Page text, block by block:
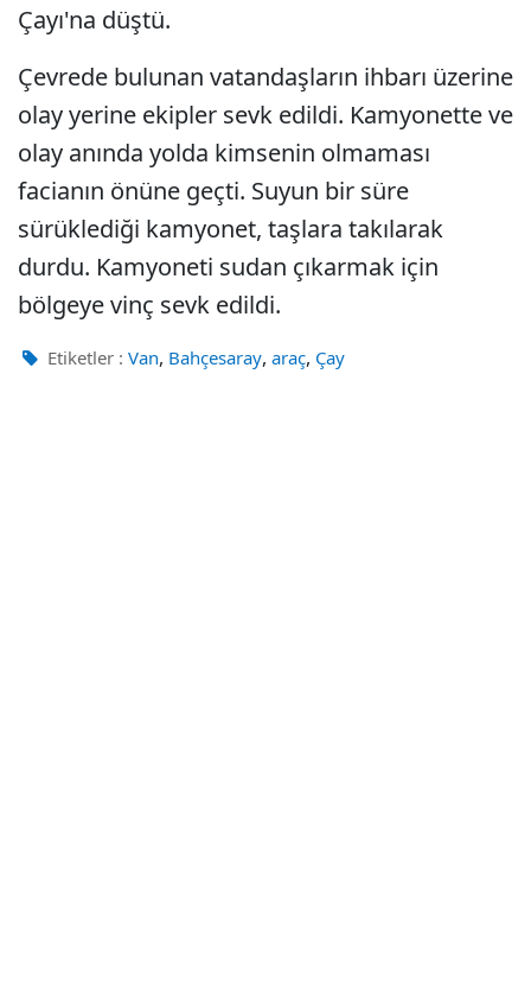
Çayı'na düştü.
Çevrede bulunan vatandaşların ihbarı üzerine
olay yerine ekipler sevk edildi. Kamyonette ve
olay anında yolda kimsenin olmaması
facianın önüne geçti. Suyun bir süre
sürüklediği kamyonet, taşlara takılarak
durdu. Kamyoneti sudan çıkarmak için
bölgeye vinç sevk edildi.
Etiketler : Van, Bahçesaray, araç, Çay